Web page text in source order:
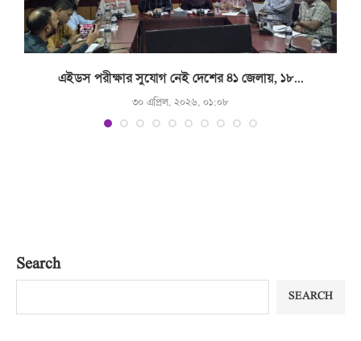
এইডস পরীক্ষার সুযোগ নেই দেশের ৪১ জেলায়, ১৮...
৩০ এপ্রিল, ২০২৬, ০১:০৮
Search
SEARCH